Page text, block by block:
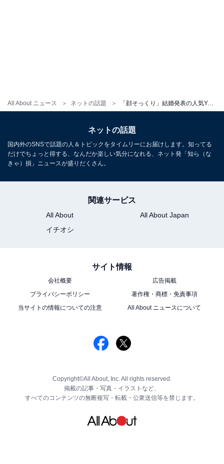
All About ニュース ネットの話題 「顔そっくり」結婚発表の人気YouTuber、美男美女の夫婦ショット公開「泣きそうに」「ロマンチックやなぁ」
ネットの話題
国内外のSNSで話題の人＆トピックをタイムリーにお届けします。知ってる
だけでちょっと得する、なんだか楽しい気分になれる、ネット発「知ら（な
きゃ）損」ニュースが盛りだくさん。
関連サービス
All About
All About Japan
イチオシ
サイト情報
会社概要
広告掲載
プライバシーポリシー
著作権・商標・免責事項
当サイトの情報についての注意
All About ニュースについて
Copyright©All About, Inc. All rights reserved.
掲載の記事・写真・イラストなど、
すべてのコンテンツの無断複写・転載・公衆送信等を禁じます。